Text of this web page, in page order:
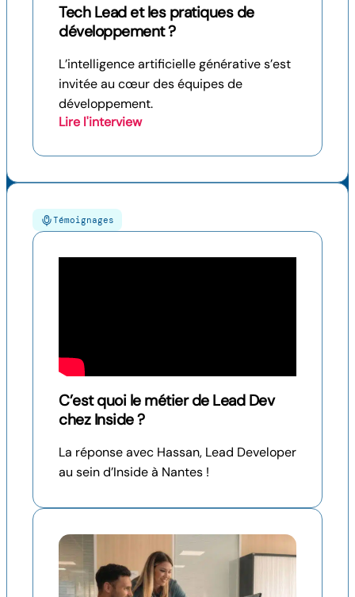
Tech Lead et les pratiques de
développement ?
L’intelligence artificielle générative s’est
invitée au cœur des équipes de
développement.
Lire l'interview
Témoignages
C’est quoi le métier de Lead Dev
chez Inside ?
La réponse avec Hassan, Lead Developer
au sein d’Inside à Nantes !